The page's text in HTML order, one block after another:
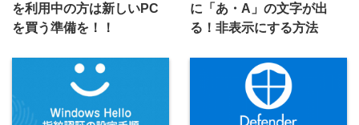
を利用中の方は新しいPC
を買う準備を！！
に「あ・A」の文字が出
る！非表示にする方法